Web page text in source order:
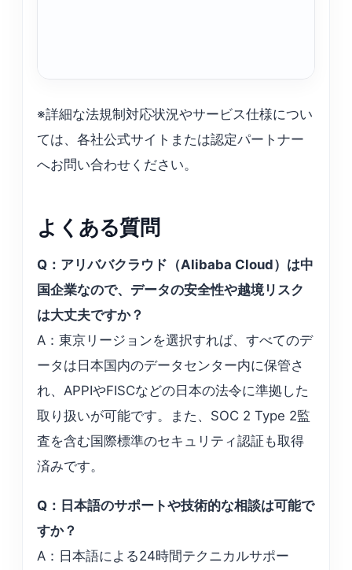
※詳細な法規制対応状況やサービス仕様につい
ては、各社公式サイトまたは認定パートナー
へお問い合わせください。
よくある質問
Q：アリババクラウド（Alibaba Cloud）は中
国企業なので、データの安全性や越境リスク
は大丈夫ですか？
A：東京リージョンを選択すれば、すべてのデ
ータは日本国内のデータセンター内に保管さ
れ、APPIやFISCなどの日本の法令に準拠した
取り扱いが可能です。また、SOC 2 Type 2監
査を含む国際標準のセキュリティ認証も取得
済みです。
Q：日本語のサポートや技術的な相談は可能で
すか？
A：日本語による24時間テクニカルサポー